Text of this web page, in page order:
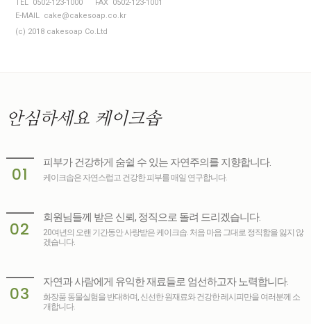
TEL 0502-123-1000
FAX 0502-123-1001
E-MAIL cake@cakesoap.co.kr
(c) 2018 cakesoap Co.Ltd
안심하세요 케이크솝
01
피부가 건강하게 숨쉴 수 있는 자연주의를 지향합니다.
케이크솝은 자연스럽고 건강한 피부를 매일 연구합니다.
02
회원님들께 받은 신뢰, 정직으로 돌려 드리겠습니다.
20여년의 오랜 기간동안 사랑받은 케이크솝. 처음 마음 그대로 정직함을 잃지 않
겠습니다.
03
자연과 사람에게 유익한 재료들로 엄선하고자 노력합니다.
화장품 동물실험을 반대하며, 신선한 원재료와 건강한 레시피만을 여러분께 소
개합니다.